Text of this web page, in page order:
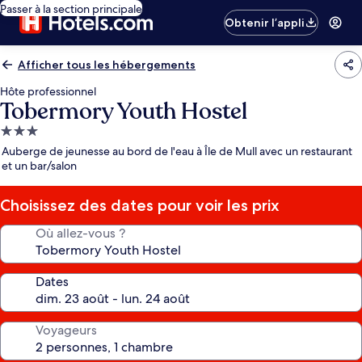
Passer à la section principale
Obtenir l’appli
Afficher tous les hébergements
Hôte professionnel
Tobermory Youth Hostel
Hébergement
3.0 étoiles
Auberge de jeunesse au bord de l'eau à Île de Mull avec un restaurant
et un bar/salon
Choisissez des dates pour voir les prix
Où allez-vous ?
Dates
Voyageurs